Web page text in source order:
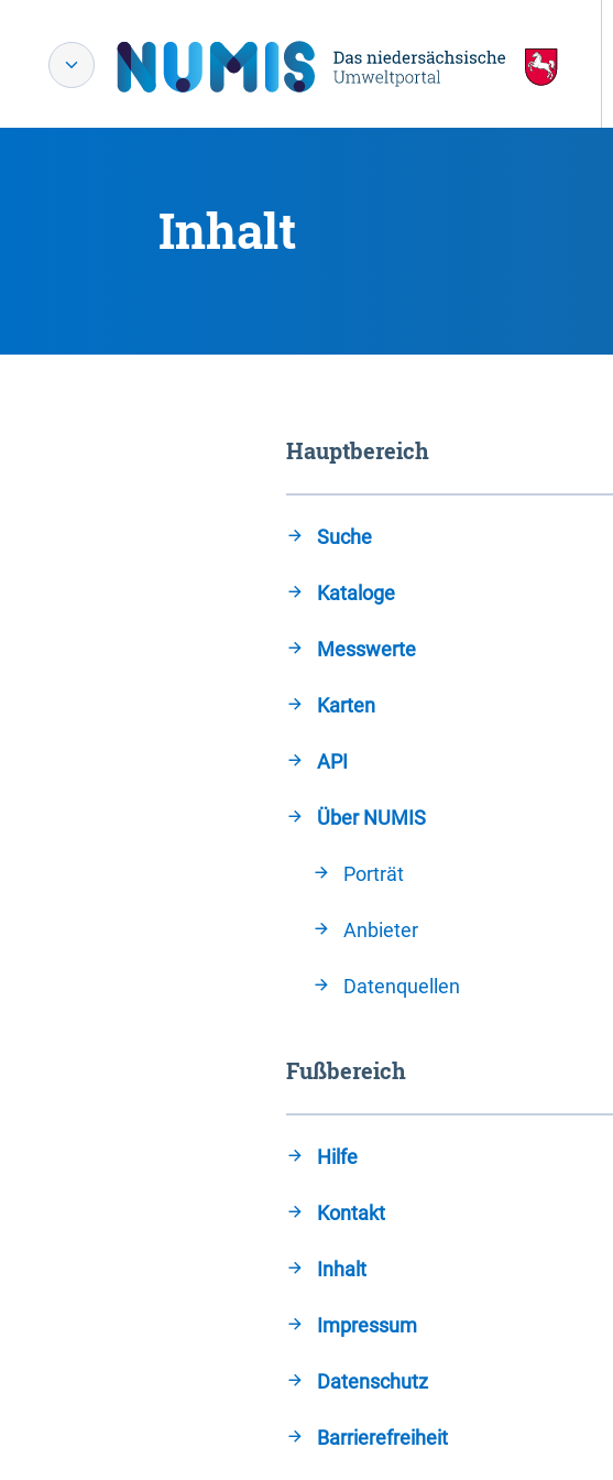
Inhalt
Hauptbereich
Suche
Kataloge
Messwerte
Karten
API
Über NUMIS
Porträt
Anbieter
Datenquellen
Fußbereich
Hilfe
Kontakt
Inhalt
Impressum
Datenschutz
Barrierefreiheit